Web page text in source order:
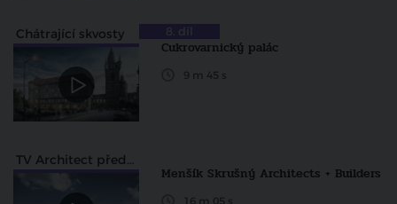
Chátrající skvosty 8. díl
Cukrovarnický palác
9 m 45 s
TV Architect představuje
Menšík Skrušný Architects + Builders